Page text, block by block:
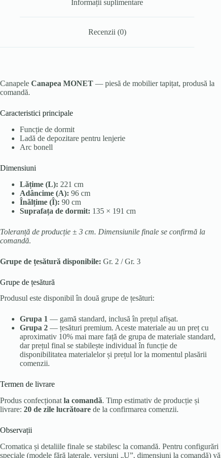
Informații suplimentare
Recenzii (0)
Canapele Canapea MONET — piesă de mobilier tapițat, produsă la
comandă.
Caracteristici principale
Funcție de dormit
Ladă de depozitare pentru lenjerie
Arc bonell
Dimensiuni
Lățime (L): 221 cm
Adâncime (A): 96 cm
Înălțime (Î): 90 cm
Suprafața de dormit: 135 × 191 cm
Toleranță de producție ± 3 cm. Dimensiunile finale se confirmă la
comandă.
Grupe de țesătură disponibile: Gr. 2 / Gr. 3
Grupe de țesătură
Produsul este disponibil în două grupe de țesături:
Grupa 1 — gamă standard, inclusă în prețul afișat.
Grupa 2 — țesături premium. Aceste materiale au un preț cu
aproximativ 10% mai mare față de grupa de materiale standard,
dar prețul final se stabilește individual în funcție de
disponibilitatea materialelor și prețul lor la momentul plasării
comenzii.
Termen de livrare
Produs confecționat la comandă. Timp estimativ de producție și
livrare: 20 de zile lucrătoare de la confirmarea comenzii.
Observații
Cromatica și detaliile finale se stabilesc la comandă. Pentru configurări
speciale (modele fără laterale, versiuni „U”, dimensiuni la comandă) vă